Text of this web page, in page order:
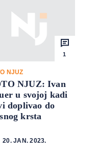
1
NJUZ
NJUZ: Ivan
u svojoj kadi
doplivao do
krsta
20. JAN. 2023.